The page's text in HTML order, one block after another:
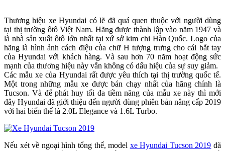
Thương hiệu xe Hyundai có lẽ đã quá quen thuộc với người dùng
tại thị trường ôtô Việt Nam. Hãng được thành lập vào năm 1947 và
là nhà sản xuất ôtô lớn nhất tại xứ sở kim chi Hàn Quốc. Logo của
hãng là hình ảnh cách điệu của chữ H tượng trưng cho cái bắt tay
của Hyundai với khách hàng. Và sau hơn 70 năm hoạt động sức
mạnh của thương hiệu này vẫn không có dấu hiệu của sự suy giảm.
Các mẫu xe của Hyundai rất được yêu thích tại thị trường quốc tế.
Một trong những mẫu xe được bán chạy nhất của hãng chính là
Tucson. Và để phát huy tối đa tiềm năng của mẫu xe này thì mới
đây Hyundai đã giới thiệu đến người dùng phiên bản nâng cấp 2019
với hai biến thể là 2.0L Elegance và 1.6L Turbo.
Nếu xét về ngoại hình tổng thể, model xe Hyundai Tucson 2019 đã